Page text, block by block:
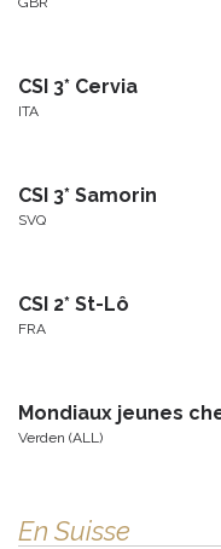
CSI 3* Cervia
ITA
CSI 3* Samorin
SVQ
CSI 2* St-Lô
FRA
Mondiaux jeunes
Verden (ALL)
En Suisse